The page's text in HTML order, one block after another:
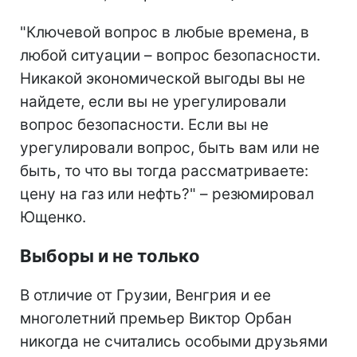
"Ключевой вопрос в любые времена, в
любой ситуации – вопрос безопасности.
Никакой экономической выгоды вы не
найдете, если вы не урегулировали
вопрос безопасности. Если вы не
урегулировали вопрос, быть вам или не
быть, то что вы тогда рассматриваете:
цену на газ или нефть?" – резюмировал
Ющенко.
Выборы и не только
В отличие от Грузии, Венгрия и ее
многолетний премьер Виктор Орбан
никогда не считались особыми друзьями